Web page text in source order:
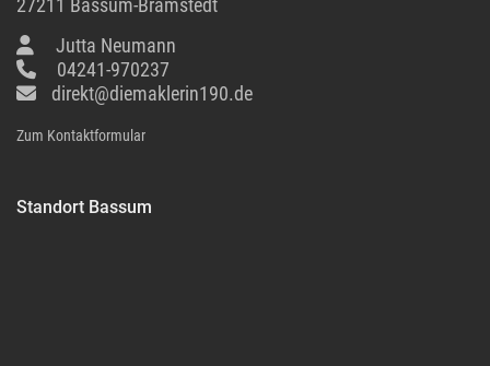
27211 Bassum-Bramstedt
Jutta Neumann
04241-970237
direkt@diemaklerin190.de
Zum Kontaktformular
Standort Bassum